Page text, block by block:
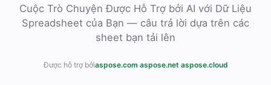
Cuộc Trò Chuyện Được Hỗ Trợ bởi AI với Dữ Liệu
Spreadsheet của Bạn — câu trả lời dựa trên các
sheet bạn tải lên
Được hỗ trợ bởiaspose.com·aspose.net·aspose.cloud